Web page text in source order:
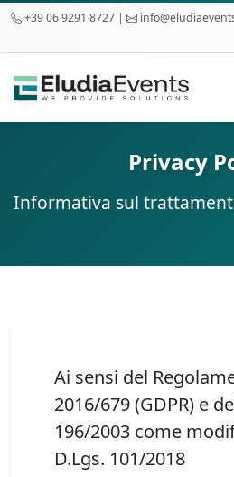
+39 06 9291 8727 |
Privacy
Informativa sul
Ai sensi del
2016/679 (GDPR) e
196/2003 come
D.Lgs. 101/2018